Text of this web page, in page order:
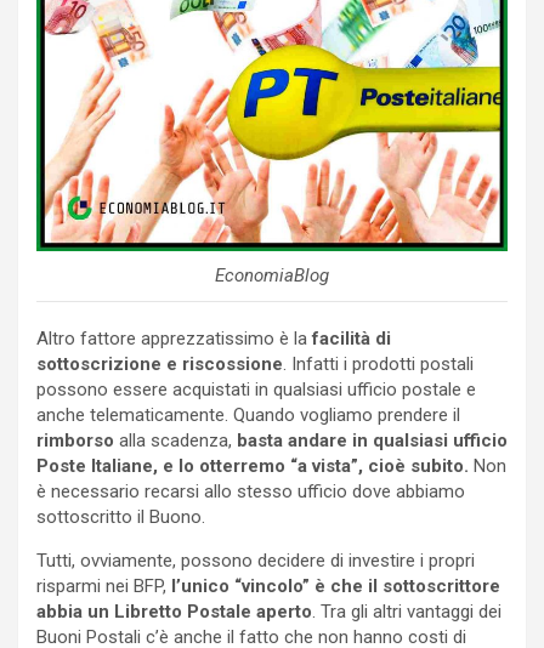
EconomiaBlog
Altro fattore apprezzatissimo è lafacilità di
sottoscrizione e riscossione . Infatti i prodotti postali
possono essere acquistati in qualsiasi ufficio postale e
anche telematicamente. Quando vogliamo prendere il
rimborso alla scadenza, basta andare in qualsiasi ufficio
Poste Italiane, e lo otterremo “a vista”, cioè subito. Non
è necessario recarsi allo stesso ufficio dove abbiamo
sottoscritto il Buono.
Tutti, ovviamente, possono decidere di investire i propri
risparmi nei BFP, l’unico “vincolo” è che il sottoscrittore
abbia un Libretto Postale aperto . Tra gli altri vantaggi dei
Buoni Postali c’è anche il fatto che non hanno costi di